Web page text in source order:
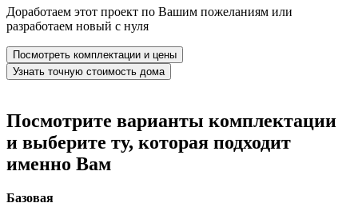
Доработаем этот проект по Вашим пожеланиям или
разработаем новый с нуля
Посмотреть комплектации и цены
Узнать точную стоимость дома
Посмотрите варианты комплектации
и выберите ту, которая подходит
именно Вам
Базовая